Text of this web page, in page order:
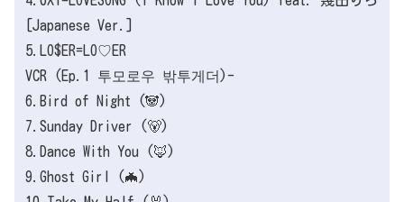
[Japanese Ver.]
5.LO$ER=LO♡ER
VCR (Ep.1 투모로우 밖투게더)-
6.Bird of Night (🐼)
7.Sunday Driver (🐻)
8.Dance With You (🦊)
9.Ghost Girl (🦇)